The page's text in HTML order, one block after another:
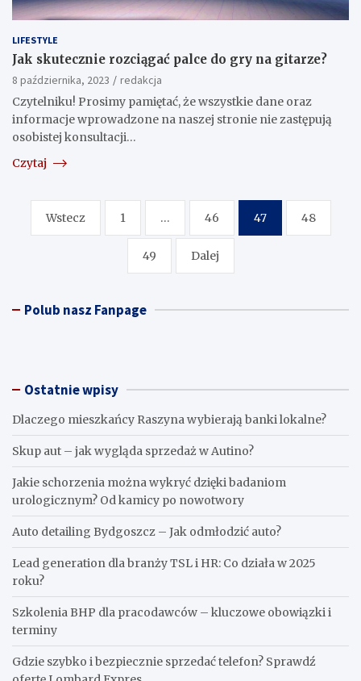
LIFESTYLE
Jak skutecznie rozciągać palce do gry na gitarze?
8 października, 2023
redakcja
Czytelniku! Prosimy pamiętać, że wszystkie dane oraz
informacje wprowadzone na naszej stronie nie zastępują
osobistej konsultacji…
Czytaj
Stronicowanie
wpisów
Wstecz 1 … 46 47 48
49 Dalej
Polub nasz Fanpage
Ostatnie wpisy
Dlaczego mieszkańcy Raszyna wybierają banki lokalne?
Skup aut – jak wygląda sprzedaż w Autino?
Jakie schorzenia można wykryć dzięki badaniom
urologicznym? Od kamicy po nowotwory
Auto detailing Bydgoszcz – Jak odmłodzić auto?
Lead generation dla branży TSL i HR: Co działa w 2025
roku?
Szkolenia BHP dla pracodawców – kluczowe obowiązki i
terminy
Gdzie szybko i bezpiecznie sprzedać telefon? Sprawdź